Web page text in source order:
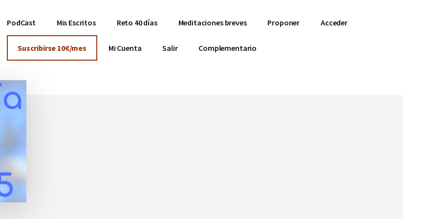
PodCast Mis Escritos Reto 40 días Meditaciones breves Proponer Acceder
Suscribirse 10€/mes Mi Cuenta Salir Complementario